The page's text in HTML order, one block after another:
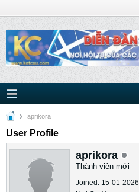
aprikora
User Profile
aprikora
Thành viên mới
Joined: 15-01-2026